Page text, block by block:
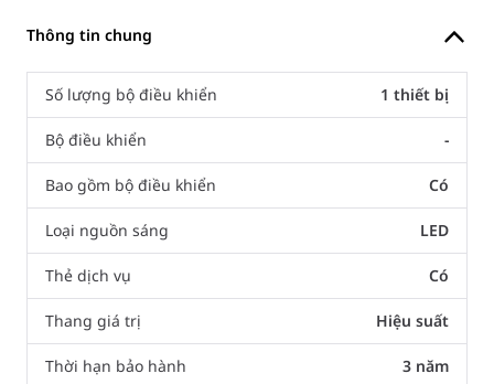
Thông tin chung
Số lượng bộ điều khiển 1 thiết bị
Bộ điều khiển -
Bao gồm bộ điều khiển Có
Loại nguồn sáng LED
Thẻ dịch vụ Có
Thang giá trị Hiệu suất
Thời hạn bảo hành 3 năm